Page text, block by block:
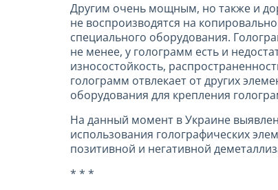
Другим очень мощным, но также и
не воспроизводятся на
специального оборудования.
не менее, у голограмм есть и
износостойкость,
голограмм отвлекает от других
оборудования для крепления
На данный момент в Украине
использования голографических
позитивной и негативной
* * *